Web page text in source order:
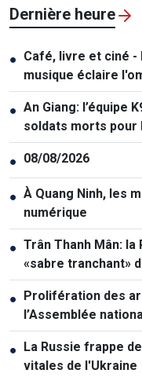
Dernière heure
● Café, livre et ciné -
musique éclaire
● An Giang: l’équipe
soldats morts pour
● 08/08/2026
● À Quang Ninh, les
numérique
● Trân Thanh Mân:
«sabre tranchant»
● Prolifération des
l’Assemblée
● La Russie frappe
vitales de l'Ukraine